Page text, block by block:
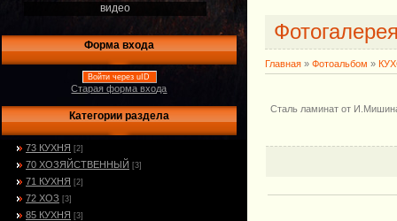
видео
Форма входа
Войти через uID
Старая форма входа
Категории раздела
73 КУХНЯ [2]
70 ХОЗЯЙСТВЕННЫЙ [3]
71 КУХНЯ [2]
72 ХОЗ [3]
85 КУХНЯ [3]
Главная » Фотоальбом »
Сталь ламинат от